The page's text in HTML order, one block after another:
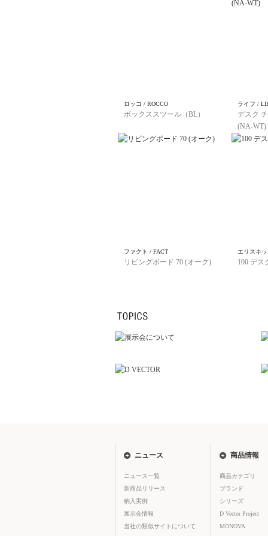
ロッコ / ROCCO
ボックススツール（BL）
ライフ /
デスク
(NA-WT)
ファクト / FACT
リビングボード 70 (オーク)
エリスキ
100 デス
ニュース
ニュース一覧
新商品リリース
納入実例
展示会情報
当社の類似サイトについて
商品情報
商品カテゴリ
ブランド
シリーズ
D Vector Project
MONOVA